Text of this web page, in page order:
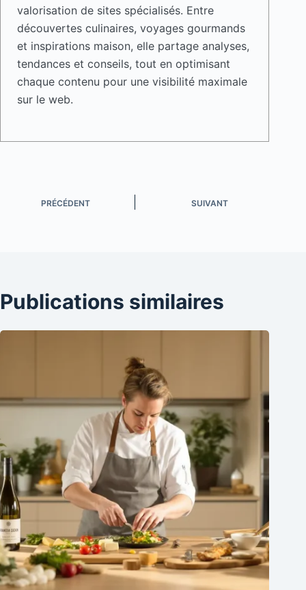
valorisation de sites spécialisés. Entre
découvertes culinaires, voyages gourmands
et inspirations maison, elle partage analyses,
tendances et conseils, tout en optimisant
chaque contenu pour une visibilité maximale
sur le web.
PRÉCÉDENT SUIVANT
Publications similaires